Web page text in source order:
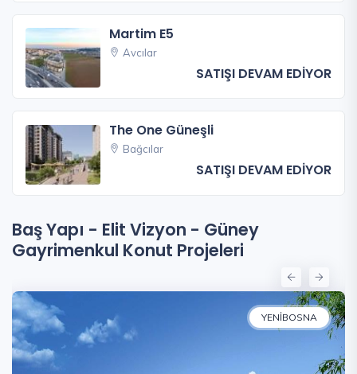
Martim E5
Avcılar
SATIŞI DEVAM EDİYOR
The One Güneşli
Bağcılar
SATIŞI DEVAM EDİYOR
Baş Yapı - Elit Vizyon - Güney
Gayrimenkul Konut Projeleri
YENIBOSNA